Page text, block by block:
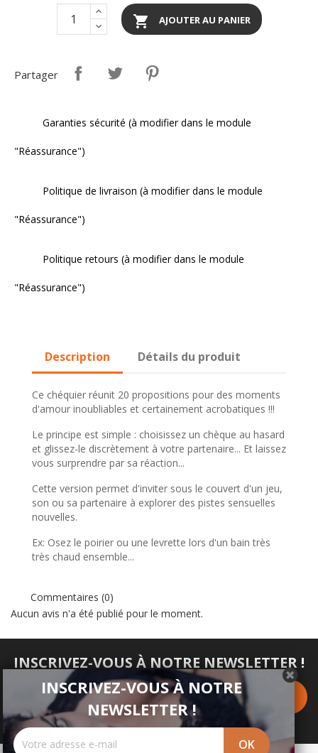
 AJOUTER AU PANIER
Partager
Garanties sécurité (à modifier dans le module
"Réassurance")
Politique de livraison (à modifier dans le module
"Réassurance")
Politique retours (à modifier dans le module
"Réassurance")
Description Détails du produit
Ce chéquier réunit 20 propositions pour des moments
d'amour inoubliables et certainement acrobatiques !!!
Le principe est simple : choisissez un chèque au hasard
et glissez-le discrètement à votre partenaire... Et laissez
vous surprendre par sa réaction...
Cette version permet d'inviter sous le couvert d'un jeu,
son ou sa partenaire à explorer des pistes sensuelles
nouvelles.
Ex: Osez le poirier ou une levrette lors d'un bain très
très chaud ensemble...
Commentaires (0)
Aucun avis n'a été publié pour le moment.
INSCRIVEZ-VOUS À NOTRE NEWSLETTER !
INSCRIVEZ-VOUS À NOTRE
NEWSLETTER !